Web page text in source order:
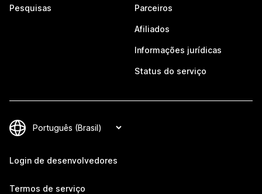
Pesquisas Parceiros
Afiliados
Informações jurídicas
Status do serviço
Login de desenvolvedores
Termos de serviço